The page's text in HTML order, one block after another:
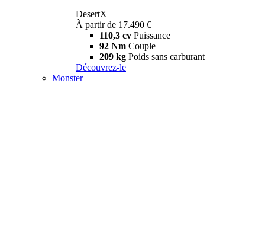
DesertX
À partir de 17.490 €
110,3 cv Puissance
92 Nm Couple
209 kg Poids sans carburant
Découvrez-le
Monster